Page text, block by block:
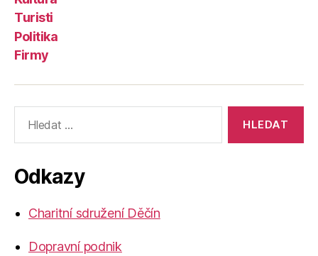
Turisti
Politika
Firmy
vyhledávání:
Odkazy
Charitní sdružení Děčín
Dopravní podnik